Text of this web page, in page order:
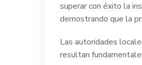
superar con éxito la
demostrando que la
Las autoridades
resultan